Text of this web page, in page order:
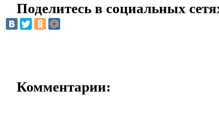
Поделитесь в социальных
Комментарии: